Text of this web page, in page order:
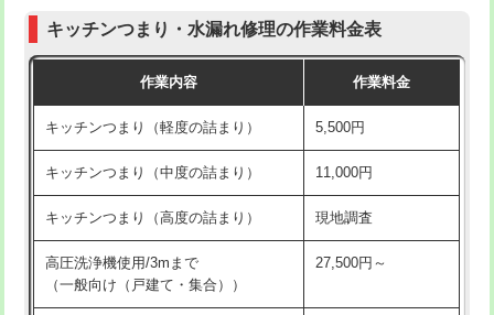
管・ポリ管・HT管使用/3ｍ超え)
排水管工事（土の掘削・埋め戻し作
11,000円~
排水管工事（排水管工事/3ｍまで） 55,000円
排水管工事（追加 排水管工事/3ｍ超
+11,000円
マス交換（土の掘削・埋め戻し作業）
マス交換（深さ50㎝未満）
式・ワンホール）)
交換・取付(排水栓・排水トラップ
22,000円+材料費
持込商品取付（単水栓）
キッチンつまり・水漏れ修理の作業料金表
作業内容 作業料金
キッチンつまり（軽度の詰まり） 5,500円
キッチンつまり（中度の詰まり） 11,000円
キッチンつまり（高度の詰まり） 現地調査
高圧洗浄機使用/3mまで
（一般向け（戸建て・集合））
27,500円～